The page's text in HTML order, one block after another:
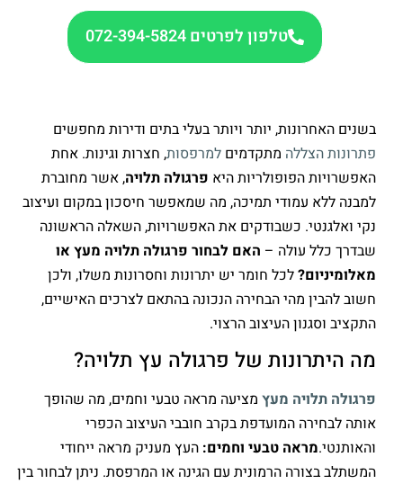
טלפון לפרטים 072-394-5824
בשנים האחרונות, יותר ויותר בעלי בתים ודירות מחפשים
פתרונות הצללה מתקדמים למרפסות, חצרות וגינות. אחת
האפשרויות הפופולריות היא פרגולה תלויה, אשר מחוברת
למבנה ללא עמודי תמיכה, מה שמאפשר חיסכון במקום ועיצוב
נקי ואלגנטי. כשבודקים את האפשרויות, השאלה הראשונה
שבדרך כלל עולה – האם לבחור פרגולה תלויה מעץ או
מאלומיניום?לכל חומר יש יתרונות וחסרונות משלו, ולכן
חשוב להבין מהי הבחירה הנכונה בהתאם לצרכים האישיים,
התקציב וסגנון העיצוב הרצוי.
מה היתרונות של פרגולה עץ תלויה?
פרגולה תלויה מעץ מציעה מראה טבעי וחמים, מה שהופך
אותה לבחירה המועדפת בקרב חובבי העיצוב הכפרי
והאותנטי.מראה טבעי וחמים: העץ מעניק מראה ייחודי
המשתלב בצורה הרמונית עם הגינה או המרפסת. ניתן לבחור בין